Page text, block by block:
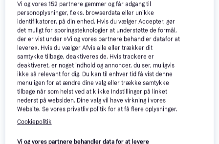
Dr. Althea 345
4.6
Biotherm 72H
Day Control
Roll-on 75ml
4.8
Vi og vores152 partnere gemmer og får adgang til
personoplysninger, f.eks. browserdata eller unikke
identifikatorer, på din enhed. Hvis du vælger Accepter, gør
det muligt for sporingsteknologier at understøtte de formål,
der er vist under »Vi og vores partnere behandler datafor at
levere«. Hvis du vælger Afvis alle eller trækker dit
samtykke tilbage, deaktiveres de. Hvis trackere er
deaktiveret, er noget indhold og annoncer, du ser, muligvis
ikke så relevant for dig. Du kan til enhver tid få vist denne
menu igen for at ændre dine valg eller trække samtykke
tilbage når som helst ved at klikke Indstillinger på linket
nederst på websiden. Dine valg vil have virkning i vores
Website. Se vores privatliv politik for at få flere oplysninger.
Cookiepolitik
Vi og vores partnere behandler data for at levere